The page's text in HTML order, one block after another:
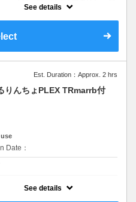
See details
Est. Duration：Approx. 2 hrs
りんちょPLEX TRmarrb付
Date：
See details